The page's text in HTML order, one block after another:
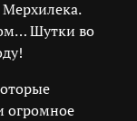
Шутки во
огромное